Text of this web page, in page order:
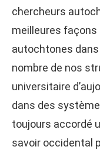
chercheurs
meilleures façons
autochtones
nombre de nos
universitaire
dans des
toujours accordé
savoir occidental